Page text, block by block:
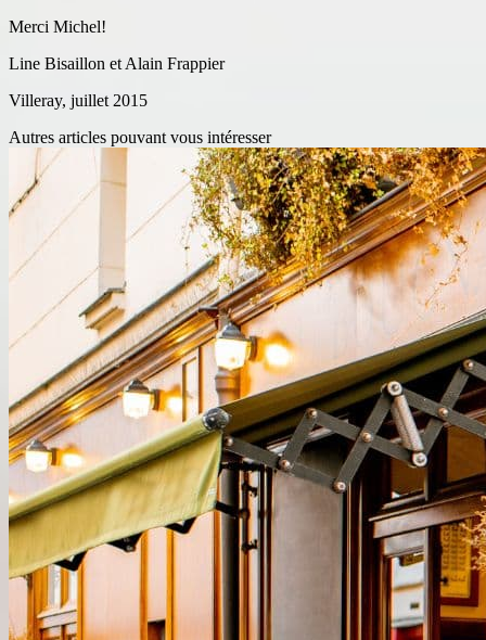
Merci Michel!
Line Bisaillon et Alain Frappier
Villeray, juillet 2015
Autres articles pouvant vous intéresser